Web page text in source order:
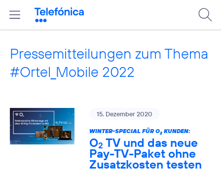
Pressemitteilungen zum Thema
#Ortel_Mobile 2022
15. Dezember 2020
WINTER-SPECIAL FÜR O2KUNDEN:
O2 TV und das neue
Pay-TV-Paket ohne
Zusatzkosten testen